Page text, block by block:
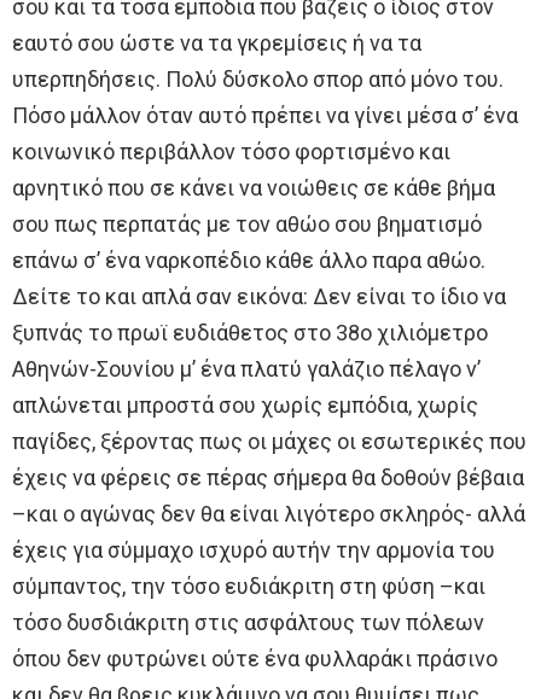
σου και τα τόσα εμπόδια που βάζεις ο ίδιος στον
εαυτό σου ώστε να τα γκρεμίσεις ή να τα
υπερπηδήσεις. Πολύ δύσκολο σπορ από μόνο του.
Πόσο μάλλον όταν αυτό πρέπει να γίνει μέσα σ’ ένα
κοινωνικό περιβάλλον τόσο φορτισμένο και
αρνητικό που σε κάνει να νοιώθεις σε κάθε βήμα
σου πως περπατάς με τον αθώο σου βηματισμό
επάνω σ’ ένα ναρκοπέδιο κάθε άλλο παρα αθώο.
Δείτε το και απλά σαν εικόνα: Δεν είναι το ίδιο να
ξυπνάς το πρωϊ ευδιάθετος στο 38ο χιλιόμετρο
Αθηνών-Σουνίου μ’ ένα πλατύ γαλάζιο πέλαγο ν’
απλώνεται μπροστά σου χωρίς εμπόδια, χωρίς
παγίδες, ξέροντας πως οι μάχες οι εσωτερικές που
έχεις να φέρεις σε πέρας σήμερα θα δοθούν βέβαια
–και ο αγώνας δεν θα είναι λιγότερο σκληρός- αλλά
έχεις για σύμμαχο ισχυρό αυτήν την αρμονία του
σύμπαντος, την τόσο ευδιάκριτη στη φύση –και
τόσο δυσδιάκριτη στις ασφάλτους των πόλεων
όπου δεν φυτρώνει ούτε ένα φυλλαράκι πράσινο